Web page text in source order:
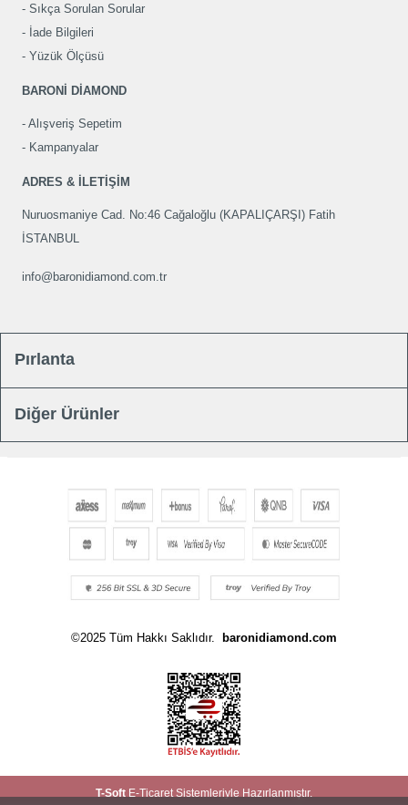
Sıkça Sorulan Sorular
İade Bilgileri
Yüzük Ölçüsü
BARONİ DİAMOND
Alışveriş Sepetim
Kampanyalar
ADRES & İLETİŞİM
Nuruosmaniye Cad. No:46 Cağaloğlu (KAPALIÇARŞI) Fatih
İSTANBUL
info@baronidiamond.com.tr
Pırlanta
Diğer Ürünler
©2025 Tüm Hakkı Saklıdır. baronidiamond.com
T-Soft E-TicaretSistemleriyle Hazırlanmıştır.